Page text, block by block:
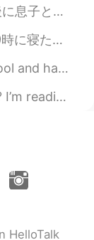
would help
04:07
04:06
son 誰も居なかったので...
好き、車全然ないかららくちん。 3...
right now, mess...
super amazing! I re...
HelloTalk